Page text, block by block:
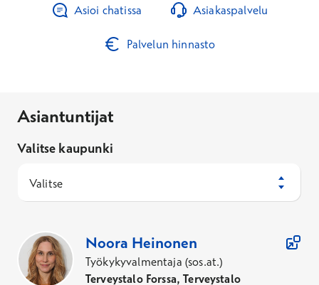
Asioi chatissa Asiakaspalvelu
Palvelun hinnasto
Asiantuntijat
Valitse kaupunki
Valitse
Noora Heinonen
Työkykyvalmentaja (sos.at.)
Terveystalo Forssa, Terveystalo